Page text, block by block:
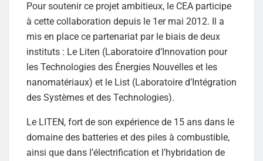
Pour soutenir ce projet ambitieux, le CEA participe
à cette collaboration depuis le 1er mai 2012. Il a
mis en place ce partenariat par le biais de deux
instituts : Le Liten (Laboratoire d’Innovation pour
les Technologies des Énergies Nouvelles et les
nanomatériaux) et le List (Laboratoire d’Intégration
des Systèmes et des Technologies).
Le LITEN, fort de son expérience de 15 ans dans le
domaine des batteries et des piles à combustible,
ainsi que dans l’électrification et l’hybridation de